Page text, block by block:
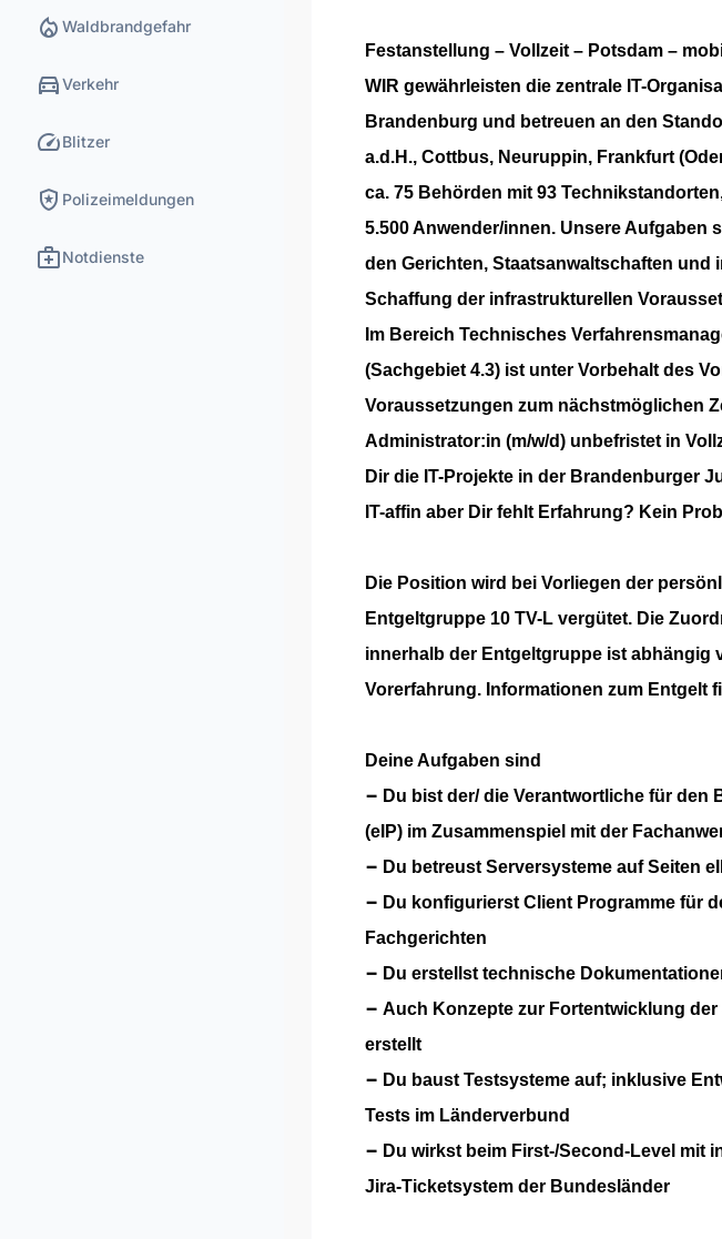
local_fire_department Waldbrandgefahr
directions_carVerkehr
speedBlitzer
local_police Polizeimeldungen
medical_servicesNotdienste
Festanstellung – Vollzeit – Potsdam –
WIR gewährleisten die zentrale IT-
Brandenburg und betreuen an den
a.d.H., Cottbus, Neuruppin, Frankfurt
ca. 75 Behörden mit 93
5.500 Anwender/innen. Unsere Aufgaben
den Gerichten, Staatsanwaltschaften und
Schaffung der infrastrukturellen
Im Bereich Technisches
(Sachgebiet 4.3) ist unter Vorbehalt des
Voraussetzungen zum nächstmöglichen
Administrator:in (m/w/d) unbefristet in
Dir die IT-Projekte in der Brandenburger
IT-affin aber Dir fehlt Erfahrung? Kein
Die Position wird bei Vorliegen der
Entgeltgruppe 10 TV-L vergütet. Die
innerhalb der Entgeltgruppe ist abhängig
Vorerfahrung. Informationen zum Entgelt
Deine Aufgaben sind
− Du bist der/ die Verantwortliche für den
(eIP) im Zusammenspiel mit der
− Du betreust Serversysteme auf Seiten
− Du konfigurierst Client Programme für
Fachgerichten
− Du erstellst technische
− Auch Konzepte zur Fortentwicklung
erstellt
− Du baust Testsysteme auf; inklusive
Tests im Länderverbund
− Du wirkst beim First-/Second-Level mit
Jira-Ticketsystem der Bundesländer